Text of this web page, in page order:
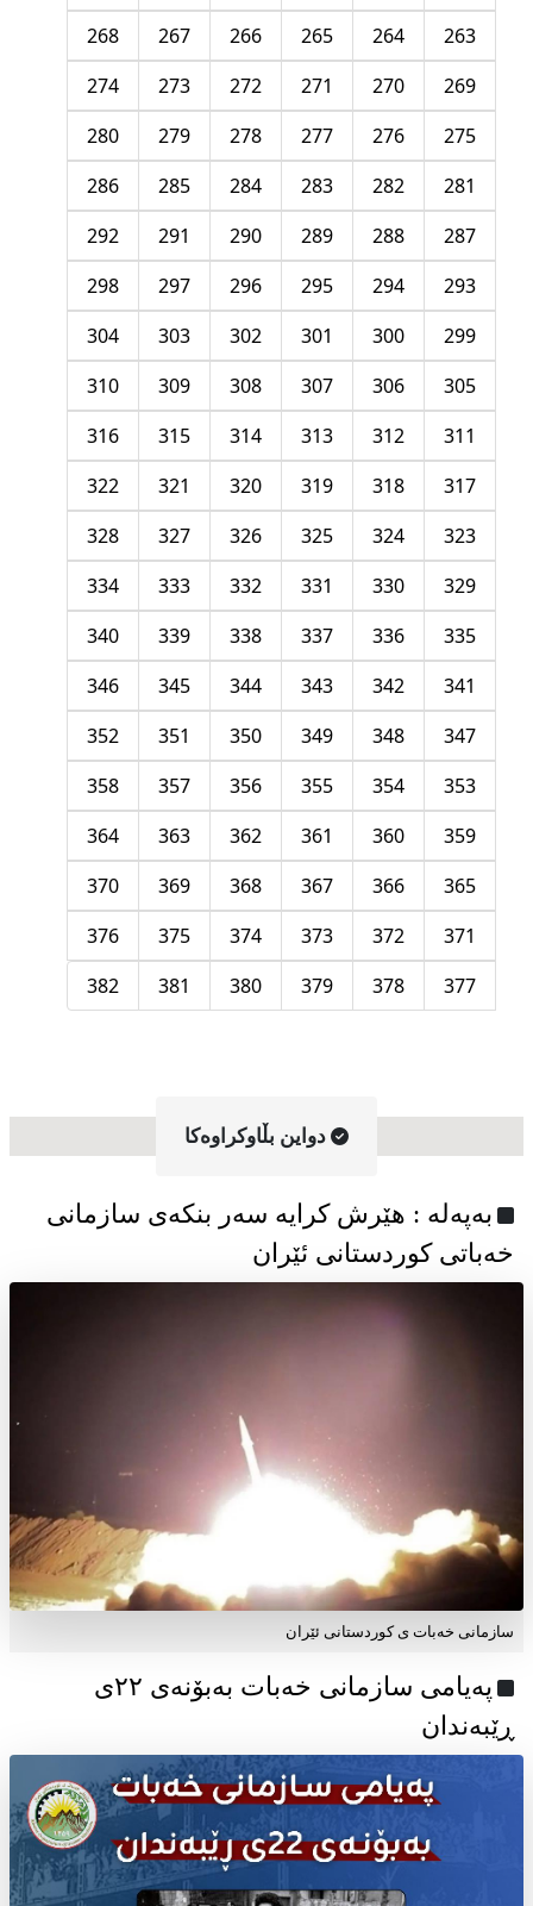
263
264
265
266
267
268
269
270
271
272
273
274
275
276
277
278
279
280
281
282
283
284
285
286
287
288
289
290
291
292
293
294
295
296
297
298
299
300
301
302
303
304
305
306
307
308
309
310
311
312
313
314
315
316
317
318
319
320
321
322
323
324
325
326
327
328
329
330
331
332
333
334
335
336
337
338
339
340
341
342
343
344
345
346
347
348
349
350
351
352
353
354
355
356
357
358
359
360
361
362
363
364
365
366
367
368
369
370
371
372
373
374
375
376
377
378
379
380
381
382
دواین بڵاوکراوه‌کا
به‌په‌له‌ : هێرش کرایە سەر بنکەی سازمانی
خەباتی کوردستانی ئێران
سازمانی خەبات ی کوردستانی ئێران
پەیامی سازمانی خەبات بەبۆنەی ۲۲ی
ڕێبەندان